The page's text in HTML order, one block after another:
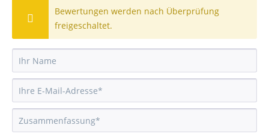
Bewertungen werden nach Überprüfung
freigeschaltet.